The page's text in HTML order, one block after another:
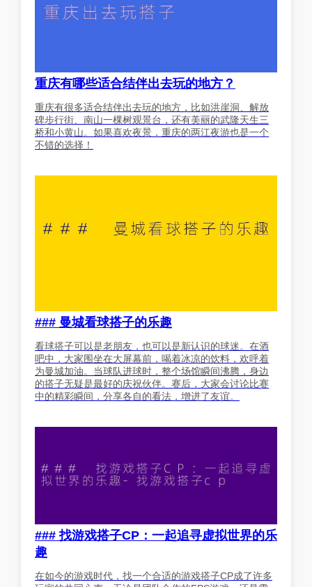
重庆有哪些适合结伴出去玩的地方？
重庆有很多适合结伴出去玩的地方，比如洪崖洞、解放
碑步行街、南山一棵树观景台，还有美丽的武隆天生三
桥和小黄山。如果喜欢夜景，重庆的两江夜游也是一个
不错的选择！
### 曼城看球搭子的乐趣
看球搭子可以是老朋友，也可以是新认识的球迷。在酒
吧中，大家围坐在大屏幕前，喝着冰凉的饮料，欢呼着
为曼城加油。当球队进球时，整个场馆瞬间沸腾，身边
的搭子无疑是最好的庆祝伙伴。赛后，大家会讨论比赛
中的精彩瞬间，分享各自的看法，增进了友谊。
### 找游戏搭子CP：一起追寻虚拟世界的乐
趣
在如今的游戏时代，找一个合适的游戏搭子CP成了许多